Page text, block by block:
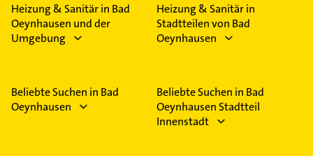
Heizung & Sanitär in Bad
Oeynhausen und der
Umgebung
Heizung & Sanitär in
Stadtteilen von Bad
Oeynhausen
Beliebte Suchen in Bad
Oeynhausen
Beliebte Suchen in Bad
Oeynhausen Stadtteil
Innenstadt